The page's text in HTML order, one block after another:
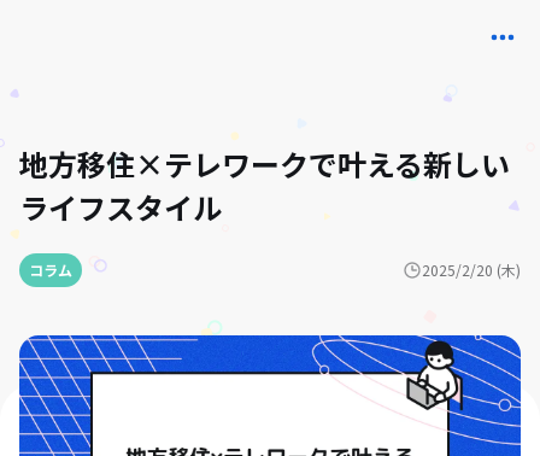
地方移住×テレワークで叶える新しい
ライフスタイル
コラム 2025/2/20 (木)